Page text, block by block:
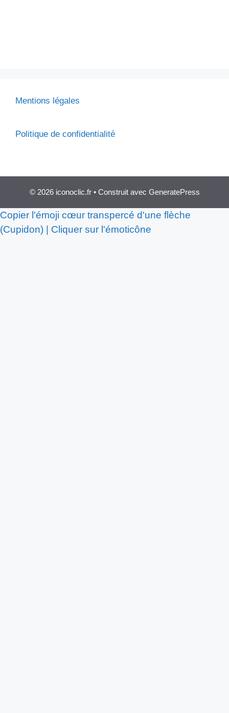
Mentions légales
Politique de confidentialité
© 2026 iconoclic.fr• Construit avec GeneratePress
Copier l'émoji cœur transpercé d'une flèche
(Cupidon) | Cliquer sur l'émoticône